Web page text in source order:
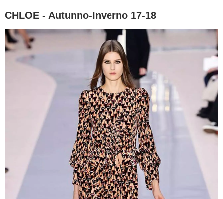
CHLOE - Autunno-Inverno 17-18